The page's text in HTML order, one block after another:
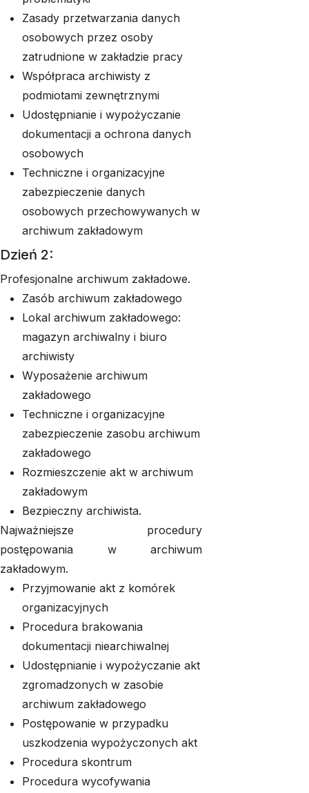
Zasady przetwarzania danych
osobowych przez osoby
zatrudnione w zakładzie pracy
Współpraca archiwisty z
podmiotami zewnętrznymi
Udostępnianie i wypożyczanie
dokumentacji a ochrona danych
osobowych
Techniczne i organizacyjne
zabezpieczenie danych
osobowych przechowywanych w
archiwum zakładowym
Dzień 2:
Profesjonalne archiwum zakładowe.
Zasób archiwum zakładowego
Lokal archiwum zakładowego:
magazyn archiwalny i biuro
archiwisty
Wyposażenie archiwum
zakładowego
Techniczne i organizacyjne
zabezpieczenie zasobu archiwum
zakładowego
Rozmieszczenie akt w archiwum
zakładowym
Bezpieczny archiwista.
Najważniejsze procedury
postępowania w archiwum
zakładowym.
Przyjmowanie akt z komórek
organizacyjnych
Procedura brakowania
dokumentacji niearchiwalnej
Udostępnianie i wypożyczanie akt
zgromadzonych w zasobie
archiwum zakładowego
Postępowanie w przypadku
uszkodzenia wypożyczonych akt
Procedura skontrum
Procedura wycofywania